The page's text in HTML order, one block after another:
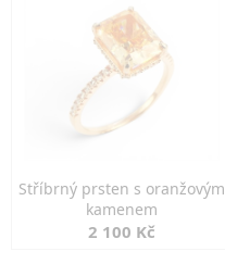
Stříbrný prsten s oranžovým
kamenem
2 100 Kč